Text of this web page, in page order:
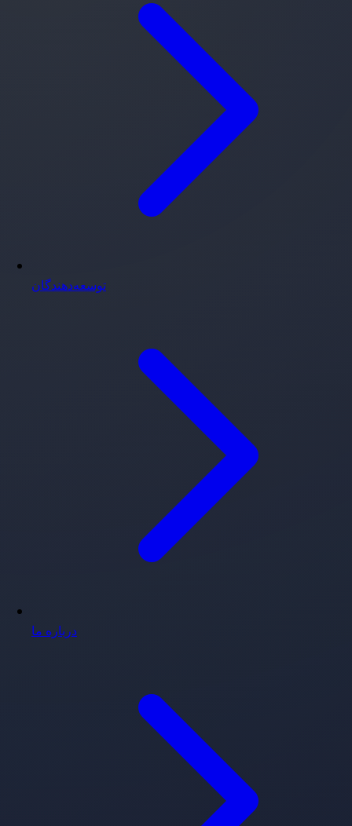
توسعه‌دهندگان
درباره ما